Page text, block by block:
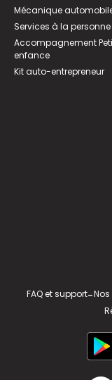
Mécanique
Services à la personne
Accompagnement
enfance
Kit auto-entrepreneur
FAQ et support-